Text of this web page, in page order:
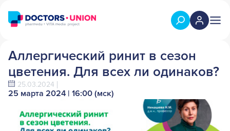
Аллергический ринит в сезон
цветения. Для всех ли одинаков?
25.03.2024
25 марта 2024 | 16:00 (мск)